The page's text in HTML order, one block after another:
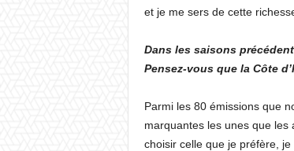
et je me sers de cette
Dans les saisons
Pensez-vous que la Côte
Parmi les 80 émissions que
marquantes les unes que les
choisir celle que je préfère,